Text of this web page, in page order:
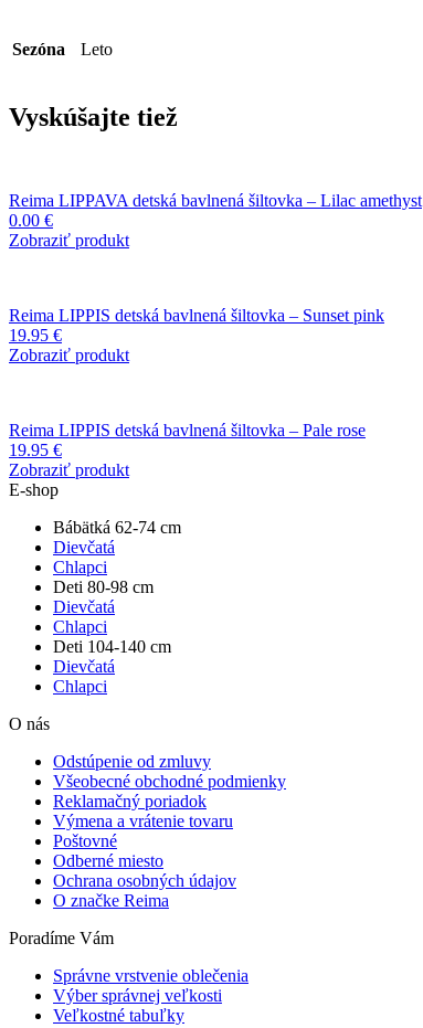
Sezóna Leto
Vyskúšajte tiež
Reima LIPPAVA detská bavlnená šiltovka – Lilac amethyst
0.00 €
Zobraziť produkt
Reima LIPPIS detská bavlnená šiltovka – Sunset pink
19.95 €
Zobraziť produkt
Reima LIPPIS detská bavlnená šiltovka – Pale rose
19.95 €
Zobraziť produkt
E-shop
Bábätká 62-74 cm
Dievčatá
Chlapci
Deti 80-98 cm
Dievčatá
Chlapci
Deti 104-140 cm
Dievčatá
Chlapci
O nás
Odstúpenie od zmluvy
Všeobecné obchodné podmienky
Reklamačný poriadok
Výmena a vrátenie tovaru
Poštovné
Odberné miesto
Ochrana osobných údajov
O značke Reima
Poradíme Vám
Správne vrstvenie oblečenia
Výber správnej veľkosti
Veľkostné tabuľky